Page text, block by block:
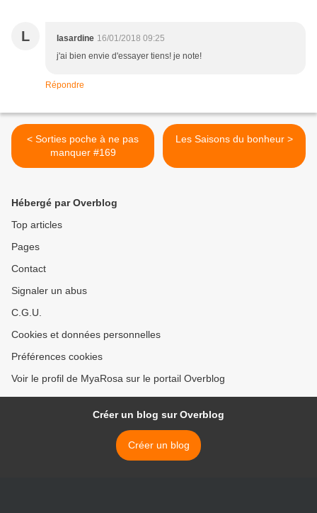
L lasardine 16/01/2018 09:25
j'ai bien envie d'essayer tiens! je note!
Répondre
< Sorties poche à ne pas
manquer #169
Les Saisons du bonheur >
Hébergé par Overblog
Top articles
Pages
Contact
Signaler un abus
C.G.U.
Cookies et données personnelles
Préférences cookies
Voir le profil de MyaRosa sur le portail Overblog
Créer un blog sur Overblog
Créer un blog